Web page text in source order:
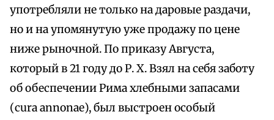
употребляли не только на даровые раздачи,
но и на упомянутую уже продажу по цене
ниже рыночной. По приказу Августа,
который в 21 году до Р. Х. Взял на себя заботу
об обеспечении Рима хлебными запасами
(cura annonae), был выстроен особый